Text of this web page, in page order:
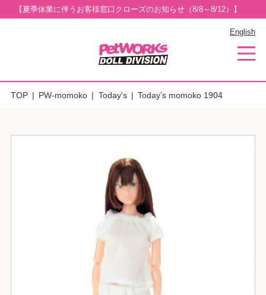
【夏季休業に伴うお客様窓口クローズのお知らせ（8/8～8/12）】
English
TOP PW-momoko Today's Today’s momoko 1904